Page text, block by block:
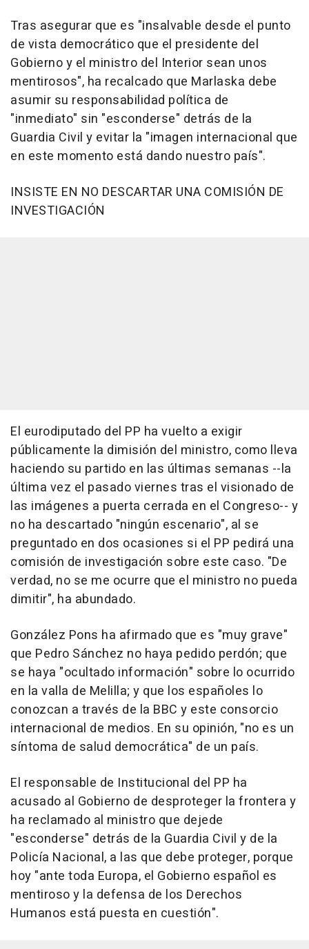
Tras asegurar que es "insalvable desde el punto
de vista democrático que el presidente del
Gobierno y el ministro del Interior sean unos
mentirosos", ha recalcado que Marlaska debe
asumir su responsabilidad política de
"inmediato" sin "esconderse" detrás de la
Guardia Civil y evitar la "imagen internacional que
en este momento está dando nuestro país".
INSISTE EN NO DESCARTAR UNA COMISIÓN DE
INVESTIGACIÓN
El eurodiputado del PP ha vuelto a exigir
públicamente la dimisión del ministro, como lleva
haciendo su partido en las últimas semanas --la
última vez el pasado viernes tras el visionado de
las imágenes a puerta cerrada en el Congreso-- y
no ha descartado "ningún escenario", al se
preguntado en dos ocasiones si el PP pedirá una
comisión de investigación sobre este caso. "De
verdad, no se me ocurre que el ministro no pueda
dimitir", ha abundado.
González Pons ha afirmado que es "muy grave"
que Pedro Sánchez no haya pedido perdón; que
se haya "ocultado información" sobre lo ocurrido
en la valla de Melilla; y que los españoles lo
conozcan a través de la BBC y este consorcio
internacional de medios. En su opinión, "no es un
síntoma de salud democrática" de un país.
El responsable de Institucional del PP ha
acusado al Gobierno de desproteger la frontera y
ha reclamado al ministro que dejede
"esconderse" detrás de la Guardia Civil y de la
Policía Nacional, a las que debe proteger, porque
hoy "ante toda Europa, el Gobierno español es
mentiroso y la defensa de los Derechos
Humanos está puesta en cuestión".